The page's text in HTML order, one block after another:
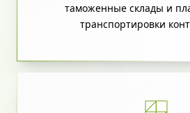
таможенные склады и
транспортировки